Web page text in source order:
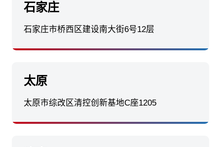
石家庄
石家庄市桥西区建设南大街6号12层
太原
太原市综改区清控创新基地C座1205